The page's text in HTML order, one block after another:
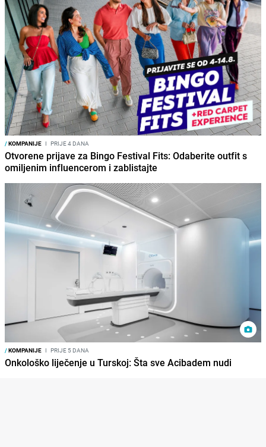
/KOMPANIJE I PRIJE 4 DANA
Otvorene prijave za Bingo Festival Fits: Odaberite outfit s
omiljenim influencerom i zablistajte
/KOMPANIJE I PRIJE 5 DANA
Onkološko liječenje u Turskoj: Šta sve Acibadem nudi